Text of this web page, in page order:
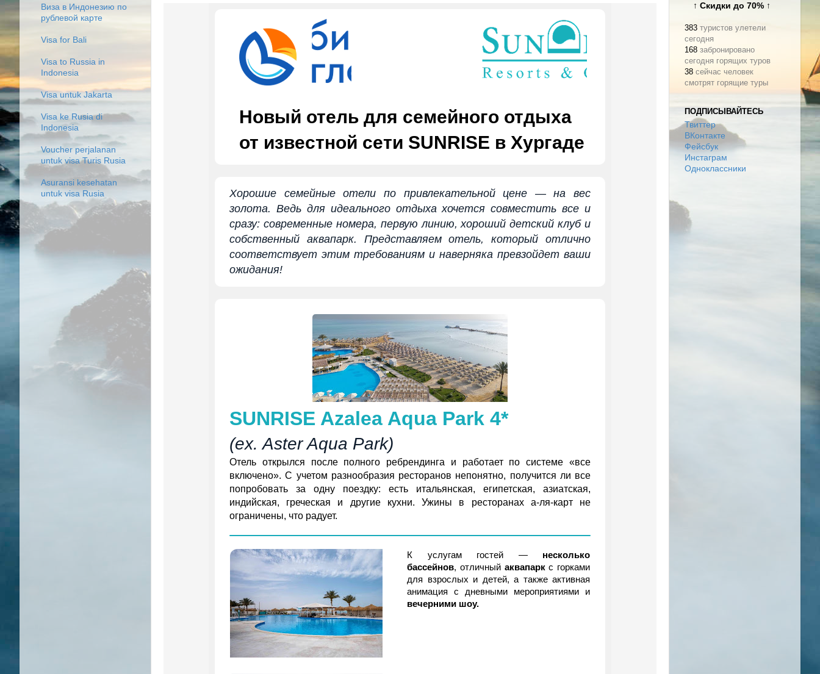
Новый отель для семейного отдыха
от известной сети SUNRISE в Хургаде
Хорошие семейные отели по привлекательной цене — на вес
золота. Ведь для идеального отдыха хочется совместить все и
сразу: современные номера, первую линию, хороший детский клуб и
собственный аквапарк. Представляем отель, который отлично
соответствует этим требованиям и наверняка превзойдет ваши
ожидания!
SUNRISE Azalea Aqua Park 4*
(ex. Aster Aqua Park)
Отель открылся после полного ребрендинга и работает по системе «все
включено». С учетом разнообразия ресторанов непонятно, получится ли все
попробовать за одну поездку: есть итальянская, египетская, азиатская,
индийская, греческая и другие кухни. Ужины в ресторанах а‑ля‑карт не
ограничены, что радует.
К услугам гостей — несколько
бассейнов, отличный аквапаркс горками
для взрослых и детей, а также активная
анимация с дневными мероприятиями и
вечерними шоу.
Виза в Индонезию по
рублевой карте
Visa for Bali
Visa to Russia in
Indonesia
Visa untuk Jakarta
Visa ke Rusia di
Indonesia
Voucher perjalanan
untuk visa Turis Rusia
Asuransi kesehatan
untuk visa Rusia
↑ Скидки до 70% ↑
383 туристов улетели
сегодня
168 забронировано
сегодня горящих туров
38 сейчас человек
смотрят горящие туры
ПОДПИСЫВАЙТЕСЬ
Твиттер
ВКонтакте
Фейсбук
Инстаграм
Одноклассники